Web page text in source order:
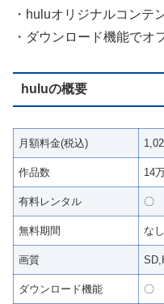
・huluオリジナルコンテ
・ダウンロード機能でオ
huluの概要
月額料金(税込)
作品数 14
有料レンタル 〇
無料期間 なし
画質
ダウンロード機能 〇